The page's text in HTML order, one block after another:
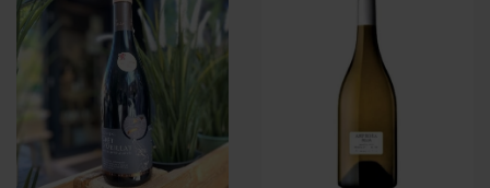
Serveres ved 15-18 grader
Flaskestørrelse: 75 cl
Økologisk certificeret: Ja
Naturvin: Ja
Tilsat sulfitter: Ikke tilsat sulfitter
Indeholder sulfitter: Ja, alle vine indeholder sulfitter, da de opstår